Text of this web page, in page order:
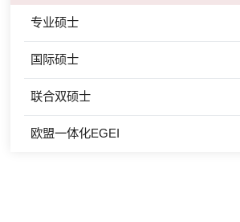
专业硕士
国际硕士
联合双硕士
欧盟一体化EGEI